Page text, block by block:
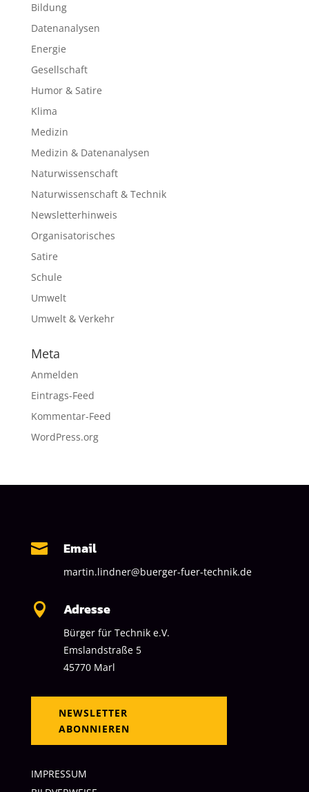
Bildung
Datenanalysen
Energie
Gesellschaft
Humor & Satire
Klima
Medizin
Medizin & Datenanalysen
Naturwissenschaft
Naturwissenschaft & Technik
Newsletterhinweis
Organisatorisches
Satire
Schule
Umwelt
Umwelt & Verkehr
Meta
Anmelden
Eintrags-Feed
Kommentar-Feed
WordPress.org
 Email
martin.lindner@buerger-fuer-technik.de
 Adresse
Bürger für Technik e.V.
Emslandstraße 5
45770 Marl
NEWSLETTER
ABONNIEREN
IMPRESSUM